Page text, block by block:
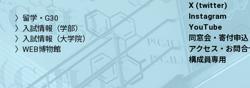
留学・G30
入試情報（学部）
入試情報（大学院）
WEB博物館
X (twitter)
Instagram
YouTube
同窓会・寄付申込
アクセス・お問合
構成員専用